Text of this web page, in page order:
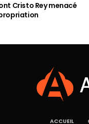
Cristo Rey menacé
ACCUEIL